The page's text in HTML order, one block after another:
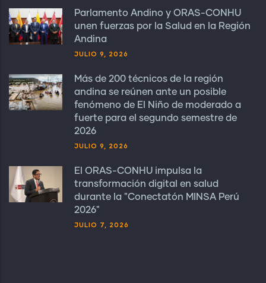
Parlamento Andino y ORAS-CONHU
unen fuerzas por la Salud en la Región
Andina
JULIO 9, 2026
Más de 200 técnicos de la región
andina se reúnen ante un posible
fenómeno de El Niño de moderado a
fuerte para el segundo semestre de
2026
JULIO 9, 2026
El ORAS-CONHU impulsa la
transformación digital en salud
durante la "Conectatón MINSA Perú
2026"
JULIO 7, 2026